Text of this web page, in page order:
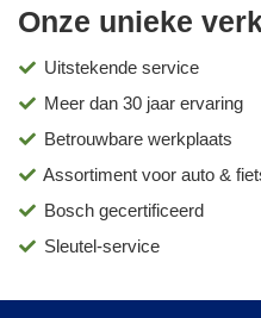
Onze unieke
Uitstekende service
Meer dan 30 jaar ervaring
Betrouwbare werkplaats
Assortiment voor auto &
Bosch gecertificeerd
Sleutel-service